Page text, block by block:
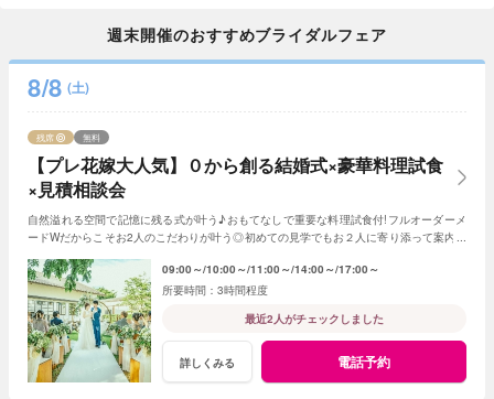
週末開催のおすすめブライダルフェア
8/8 (土)
【プレ花嫁大人気】０から創る結婚式×豪華料理試食
×見積相談会
残席 無料
自然溢れる空間で記憶に残る式が叶う♪おもてなしで重要な料理試食付!フルオーダーメ
ードWだからこそお2人のこだわりが叶う◎初めての見学でもお２人に寄り添って案内さ
09:00～ 10:00～ 11:00～ 14:00～ 17:00～
3時間程度
最近2人がチェックしました
詳しくみる 電話予約